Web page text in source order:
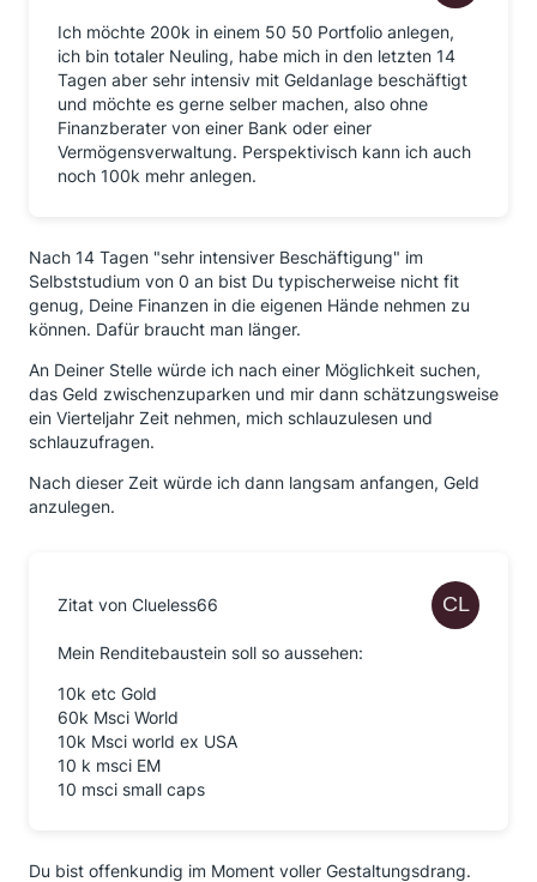
Ich möchte 200k in einem 50 50 Portfolio anlegen,
ich bin totaler Neuling, habe mich in den letzten 14
Tagen aber sehr intensiv mit Geldanlage beschäftigt
und möchte es gerne selber machen, also ohne
Finanzberater von einer Bank oder einer
Vermögensverwaltung. Perspektivisch kann ich auch
noch 100k mehr anlegen.
Nach 14 Tagen "sehr intensiver Beschäftigung" im
Selbststudium von 0 an bist Du typischerweise nicht fit
genug, Deine Finanzen in die eigenen Hände nehmen zu
können. Dafür braucht man länger.
An Deiner Stelle würde ich nach einer Möglichkeit suchen,
das Geld zwischenzuparken und mir dann schätzungsweise
ein Vierteljahr Zeit nehmen, mich schlauzulesen und
schlauzufragen.
Nach dieser Zeit würde ich dann langsam anfangen, Geld
anzulegen.
Zitat von Clueless66
Mein Renditebaustein soll so aussehen:
10k etc Gold
60k Msci World
10k Msci world ex USA
10 k msci EM
10 msci small caps
Du bist offenkundig im Moment voller Gestaltungsdrang.